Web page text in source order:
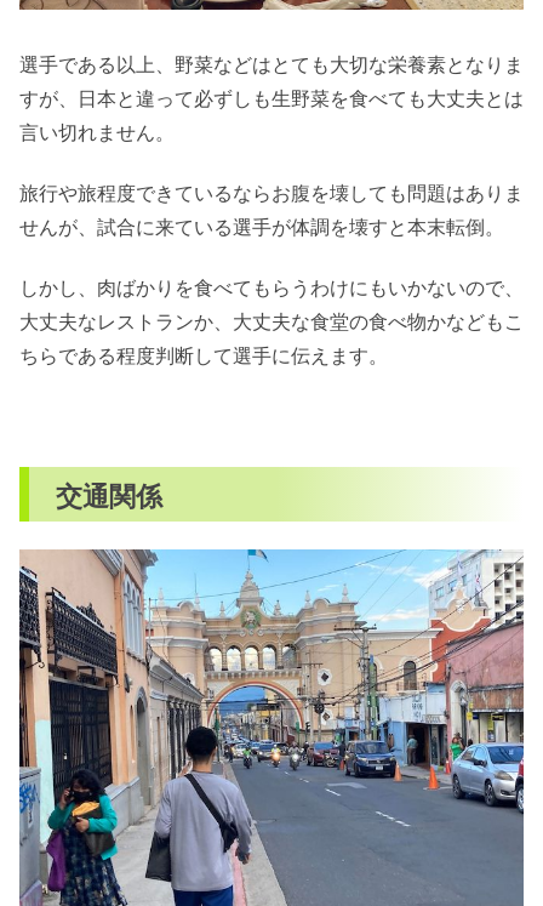
選手である以上、野菜などはとても大切な栄養素となりま
すが、日本と違って必ずしも生野菜を食べても大丈夫とは
言い切れません。
旅行や旅程度できているならお腹を壊しても問題はありま
せんが、試合に来ている選手が体調を壊すと本末転倒。
しかし、肉ばかりを食べてもらうわけにもいかないので、
大丈夫なレストランか、大丈夫な食堂の食べ物かなどもこ
ちらである程度判断して選手に伝えます。
交通関係